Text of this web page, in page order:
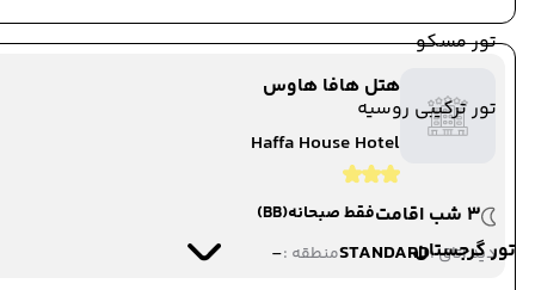
تور مسکو
تور ترکیبی روسیه
تور گرجستان
هتل هافا هاوس
Haffa House Hotel
3 شب اقامت
فقط صبحانه(BB)
دید اتاق :STANDARDمنطقه :-